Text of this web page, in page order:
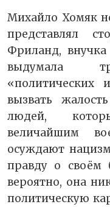
Михайло Хомяк
представлял
Фриланд, внучка
выдумала
«политических
вызвать
людей,
величайшим
осуждают
правду о своём
вероятно, она
политическую